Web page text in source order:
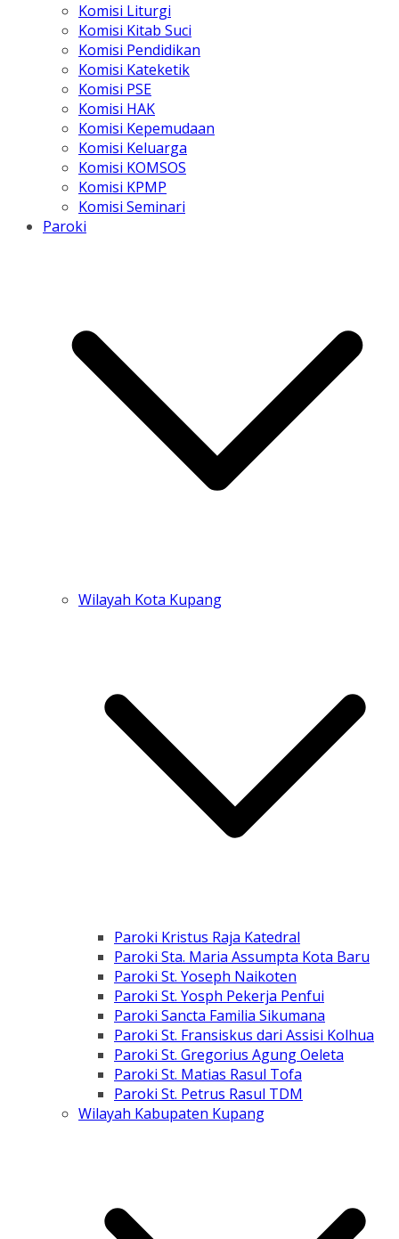
Komisi Liturgi
Komisi Kitab Suci
Komisi Pendidikan
Komisi Kateketik
Komisi PSE
Komisi HAK
Komisi Kepemudaan
Komisi Keluarga
Komisi KOMSOS
Komisi KPMP
Komisi Seminari
Paroki
Wilayah Kota Kupang
Paroki Kristus Raja Katedral
Paroki Sta. Maria Assumpta Kota Baru
Paroki St. Yoseph Naikoten
Paroki St. Yosph Pekerja Penfui
Paroki Sancta Familia Sikumana
Paroki St. Fransiskus dari Assisi Kolhua
Paroki St. Gregorius Agung Oeleta
Paroki St. Matias Rasul Tofa
Paroki St. Petrus Rasul TDM
Wilayah Kabupaten Kupang